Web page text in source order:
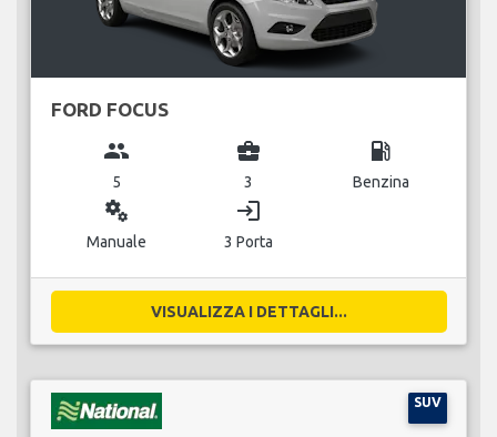
FORD FOCUS
group
5
business_center
3
local_gas_station
Benzina
miscellaneous_services
Manuale
login
3 Porta
VISUALIZZA I DETTAGLI...
SUV